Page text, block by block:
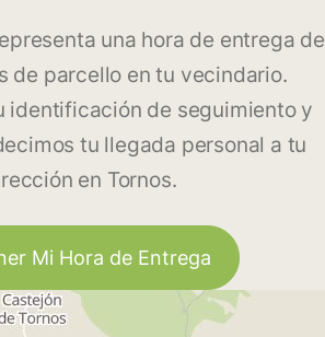
una hora de entrega de
de parcello en tu vecindario.
identificación de seguimiento y
tu llegada personal a tu
en Tornos.
Mi Hora de Entrega